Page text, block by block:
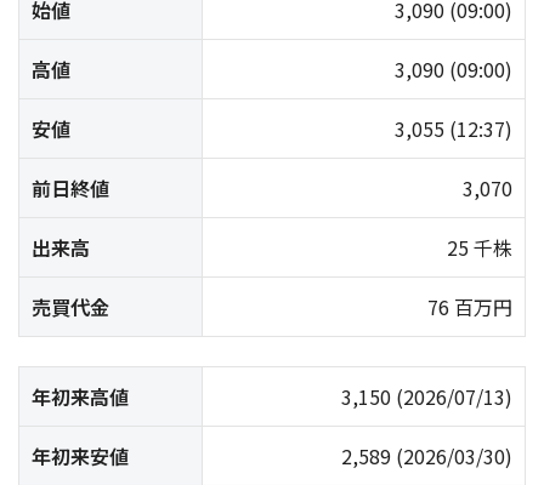
始値 3,090 (09:00)
高値 3,090 (09:00)
安値 3,055 (12:37)
前日終値 3,070
出来高 25 千株
売買代金 76 百万円
年初来高値 3,150 (2026/07/13)
年初来安値 2,589 (2026/03/30)